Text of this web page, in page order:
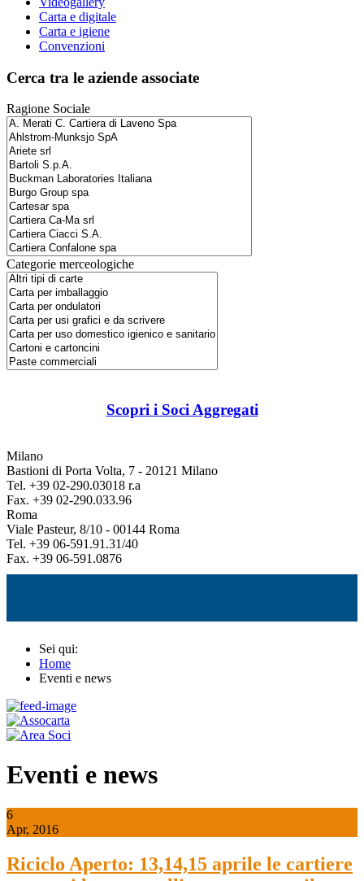
Carta e digitale
Carta e igiene
Convenzioni
Cerca tra le aziende associate
Ragione Sociale
Categorie merceologiche
Scopri i Soci Aggregati
Milano
Bastioni di Porta Volta, 7 - 20121 Milano
Tel. +39 02-290.03018 r.a
Fax. +39 02-290.033.96
Roma
Viale Pasteur, 8/10 - 00144 Roma
Tel. +39 06-591.91.31/40
Fax. +39 06-591.0876
Sei qui:
Home
Eventi e news
Eventi e news
6
Apr, 2016
Riciclo Aperto: 13,14,15 aprile le cartiere